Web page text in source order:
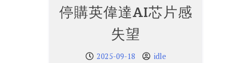
停購英偉達AI芯片感
失望
2025-09-18 idle